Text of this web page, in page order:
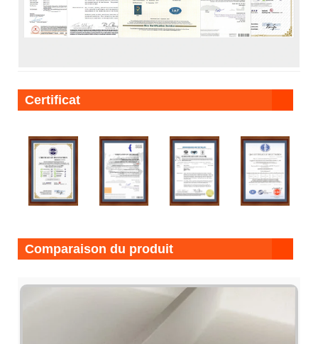
Certificat
Comparaison du produit